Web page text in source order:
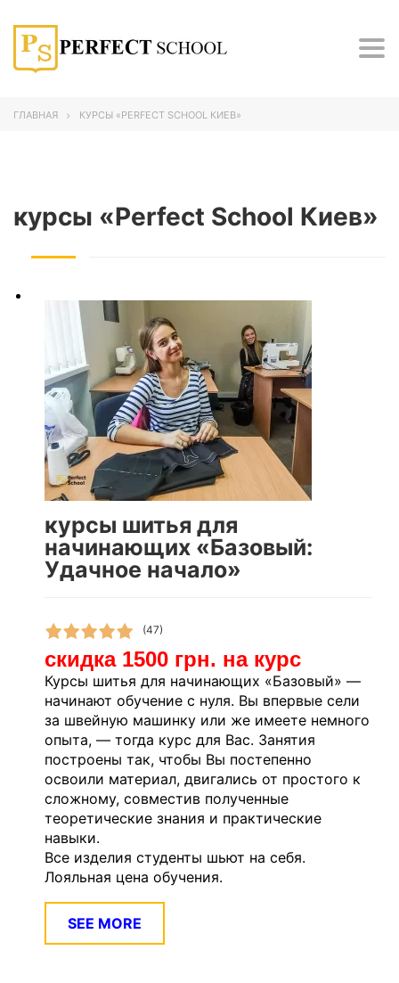
ГЛАВНАЯ КУРСЫ «PERFECT SCHOOL КИЕВ»
курсы «Perfect School Киев»
курсы шитья для
начинающих «Базовый:
Удачное начало»
(47)
скидка 1500 грн. на курс
Курсы шитья для начинающих «Базовый» —
начинают обучение с нуля. Вы впервые сели
за швейную машинку или же имеете немного
опыта, — тогда курс для Вас. Занятия
построены так, чтобы Вы постепенно
освоили материал, двигались от простого к
сложному, совместив полученные
теоретические знания и практические
навыки.
Все изделия студенты шьют на себя.
Лояльная цена обучения.
SEE MORE